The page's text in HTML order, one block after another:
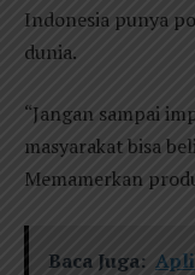
Indonesia punya
dunia.
“Jangan sampai
masyarakat bisa
Memamerkan
Baca Juga: